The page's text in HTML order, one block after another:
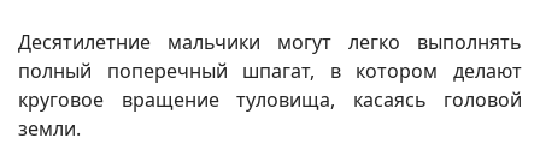
Десятилетние мальчики могут легко выполнять
полный поперечный шпагат, в котором делают
круговое вращение туловища, касаясь головой
земли.